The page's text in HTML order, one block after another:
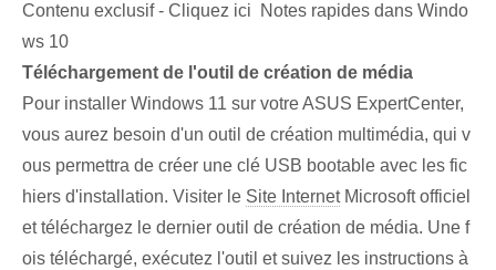
Contenu exclusif - Cliquez ici Notes rapides dans Windo
ws 10
Téléchargement de l'outil de création de média
Pour installer Windows 11 sur votre ASUS ExpertCenter,
vous aurez besoin d'un outil de création multimédia, qui v
ous permettra de créer une clé USB bootable avec les fic
hiers d'installation. Visiter le Site InternetMicrosoft officiel
et téléchargez le dernier outil de création de média. Une f
ois téléchargé, exécutez l'outil et suivez les instructions à